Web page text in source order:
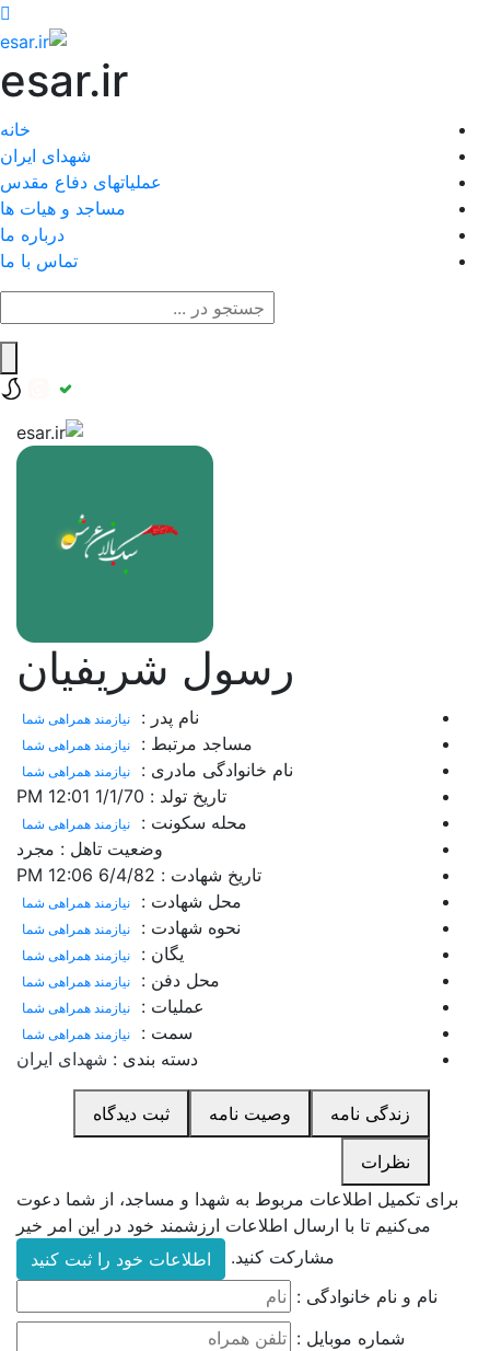
esar.ir
خانه
شهدای ایران
عملیاتهای دفاع مقدس
مساجد و هیات ها
درباره ما
تماس با ما
رسول شریفیان
نام پدر : نیازمند همراهی شما
مساجد مرتبط : نیازمند همراهی شما
نام خانوادگی مادری : نیازمند همراهی شما
تاریخ تولد : 1/1/70 12:01 PM
محله سکونت :
نیازمند همراهی شما
وضعیت تاهل : مجرد
تاریخ شهادت : 6/4/82 12:06 PM
محل شهادت :
نیازمند همراهی شما
نحوه شهادت : نیازمند همراهی شما
یگان : نیازمند همراهی شما
محل دفن : نیازمند همراهی شما
عملیات : نیازمند همراهی شما
سمت : نیازمند همراهی شما
دسته بندی : شهدای ایران
زندگی نامه وصیت نامه ثبت دیدگاه
نظرات
برای تکمیل اطلاعات مربوط به شهدا و مساجد، از شما دعوت
می‌کنیم تا با ارسال اطلاعات ارزشمند خود در این امر خیر
مشارکت کنید.
اطلاعات خود را ثبت کنید
نام و نام خانوادگی :
شماره موبایل :